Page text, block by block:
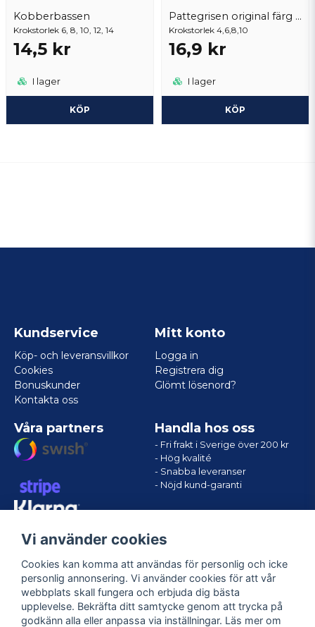
Kobberbassen
Krokstorlek 6, 8, 10, 12, 14
14,5 kr
I lager
KÖP
Pattegrisen original färg marabou
Krokstorlek 4,6,8,10
16,9 kr
I lager
KÖP
Kundservice
Köp- och leveransvillkor
Cookies
Bonuskunder
Kontakta oss
Mitt konto
Logga in
Registrera dig
Glömt lösenord?
Våra partners Handla hos oss
- Fri frakt i Sverige över 200 kr
- Hög kvalité
- Snabba leveranser
- Nöjd kund-garanti
Följ oss
Vi använder cookies
Cookies kan komma att användas för personlig och icke
personlig annonsering. Vi använder cookies för att vår
webbplats skall fungera och erbjuda dig bästa
upplevelse. Bekräfta ditt samtycke genom att trycka på
godkänn alla eller anpassa via inställningar. Läs mer om